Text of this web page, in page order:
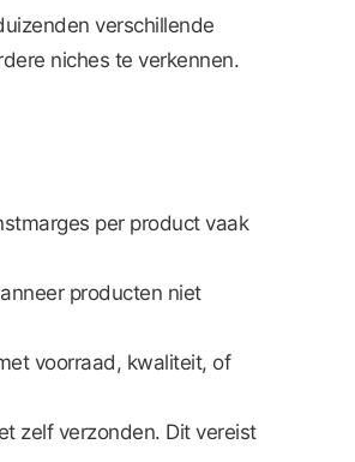
verschillende
niches te verkennen.
per product vaak
producten niet
voorraad, kwaliteit, of
zelf verzonden. Dit vereist